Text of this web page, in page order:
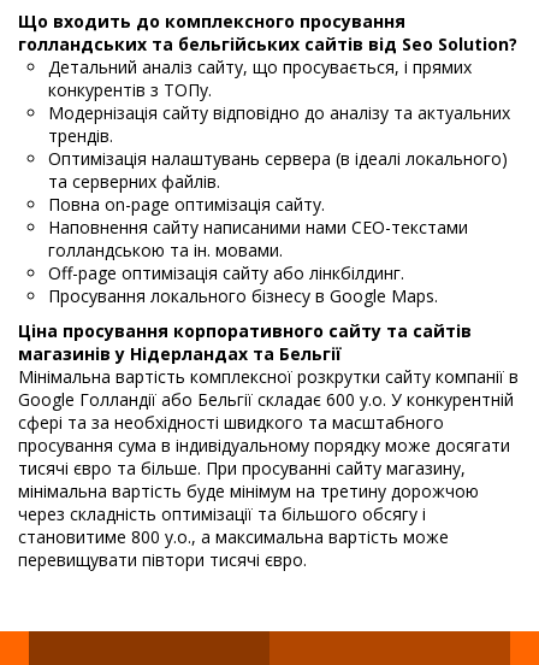
Що входить до комплексного просування
голландських та бельгійських сайтів від Seo Solution?
Детальний аналіз сайту, що просувається, і прямих
конкурентів з ТОПу.
Модернізація сайту відповідно до аналізу та актуальних
трендів.
Оптимізація налаштувань сервера (в ідеалі локального)
та серверних файлів.
Повна on-page оптимізація сайту.
Наповнення сайту написаними нами СЕО-текстами
голландською та ін. мовами.
Off-page оптимізація сайту або лінкбілдинг.
Просування локального бізнесу в Google Maps.
Ціна просування корпоративного сайту та сайтів
магазинів у Нідерландах та Бельгії
Мінімальна вартість комплексної розкрутки сайту компанії в
Google Голландії або Бельгії складає 600 у.о. У конкурентній
сфері та за необхідності швидкого та масштабного
просування сума в індивідуальному порядку може досягати
тисячі євро та більше. При просуванні сайту магазину,
мінімальна вартість буде мінімум на третину дорожчою
через складність оптимізації та більшого обсягу і
становитиме 800 у.о., а максимальна вартість може
перевищувати півтори тисячі євро.